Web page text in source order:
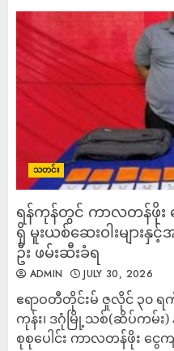
သတင်း
ရန်ကုန်တွင် ကာလတန်ဖိုး
ရှိ မူးယစ်ဆေးဝါးမျာ
ဦး ဖမ်းဆီးခံရ
ADMIN JULY 30, 2026
ဧရာဝတီတိုင်းမ် ဇူလိုင် ၃၀
ကုန်း၊ ဒဂုံမြို့သစ်(ဆိပ်ကမ်
စုစုပေါင်း ကာလတန်ဖိုး ငွေက